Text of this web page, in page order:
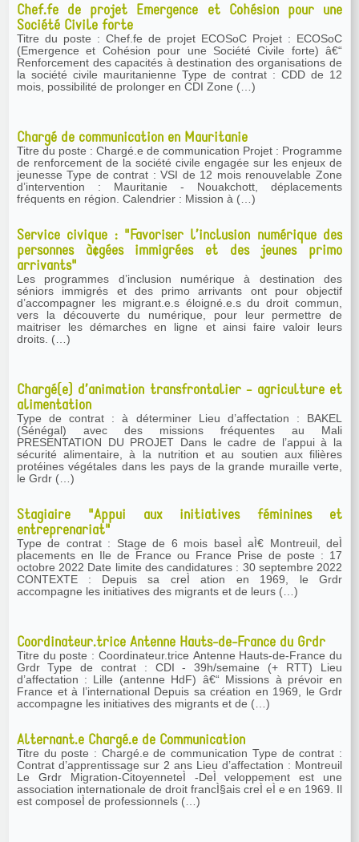
Chef.fe de projet Emergence et Cohésion pour une
Société Civile forte
Titre du poste : Chef.fe de projet ECOSoC Projet : ECOSoC
(Emergence et Cohésion pour une Société Civile forte) â€“
Renforcement des capacités à destination des organisations de
la société civile mauritanienne Type de contrat : CDD de 12
mois, possibilité de prolonger en CDI Zone (…)
Chargé de communication en Mauritanie
Titre du poste : Chargé.e de communication Projet : Programme
de renforcement de la société civile engagée sur les enjeux de
jeunesse Type de contrat : VSI de 12 mois renouvelable Zone
d’intervention : Mauritanie - Nouakchott, déplacements
fréquents en région. Calendrier : Mission à (…)
Service civique : "Favoriser l’inclusion numérique des
personnes à¢gées immigrées et des jeunes primo
arrivants"
Les programmes d’inclusion numérique à destination des
séniors immigrés et des primo arrivants ont pour objectif
d’accompagner les migrant.e.s éloigné.e.s du droit commun,
vers la découverte du numérique, pour leur permettre de
maitriser les démarches en ligne et ainsi faire valoir leurs
droits. (…)
Chargé(e) d’animation transfrontalier - agriculture et
alimentation
Type de contrat : à déterminer Lieu d’affectation : BAKEL
(Sénégal) avec des missions fréquentes au Mali
PRESENTATION DU PROJET Dans le cadre de l’appui à la
sécurité alimentaire, à la nutrition et au soutien aux filières
protéines végétales dans les pays de la grande muraille verte,
le Grdr (…)
Stagiaire "Appui aux initiatives féminines et
entreprenariat"
Type de contrat : Stage de 6 mois baseÌ aÌ€ Montreuil, deÌ
placements en Ile de France ou France Prise de poste : 17
octobre 2022 Date limite des candidatures : 30 septembre 2022
CONTEXTE : Depuis sa creÌ ation en 1969, le Grdr
accompagne les initiatives des migrants et de leurs (…)
Coordinateur.trice Antenne Hauts-de-France du Grdr
Titre du poste : Coordinateur.trice Antenne Hauts-de-France du
Grdr Type de contrat : CDI - 39h/semaine (+ RTT) Lieu
d’affectation : Lille (antenne HdF) â€“ Missions à prévoir en
France et à l’international Depuis sa création en 1969, le Grdr
accompagne les initiatives des migrants et de (…)
Alternant.e Chargé.e de Communication
Titre du poste : Chargé.e de communication Type de contrat :
Contrat d’apprentissage sur 2 ans Lieu d’affectation : Montreuil
Le Grdr Migration-CitoyenneteÌ -DeÌ veloppement est une
association internationale de droit francÌ§ais creÌ eÌ e en 1969. Il
est composeÌ de professionnels (…)